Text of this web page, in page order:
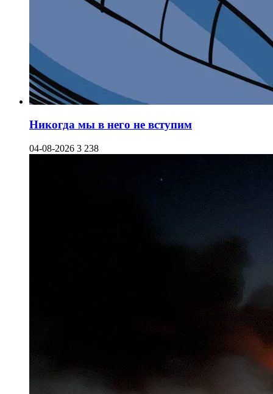
Никогда мы в него не вступим
04-08-2026 3 238